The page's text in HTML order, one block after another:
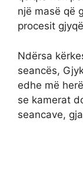
një masë që
procesit
Ndërsa
seancës,
edhe më
se kamerat
seancave,